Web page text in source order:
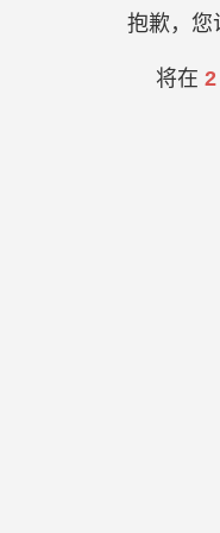
抱歉，您
将在 2